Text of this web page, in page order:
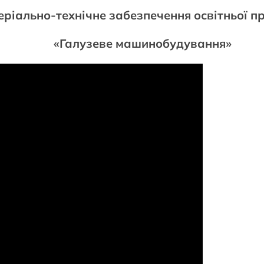
технічне забезпечення освітньої
«Галузеве машинобудування»